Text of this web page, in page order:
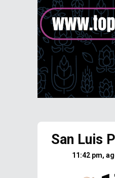
San Luis
11:42 pm,